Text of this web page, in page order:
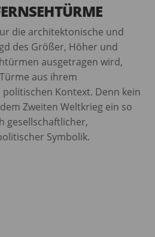
die architektonische und
des Größer, Höher und
ausgetragen wird,
aus ihrem
Kontext. Denn kein
Zweiten Weltkrieg ein so
gesellschaftlicher,
Symbolik.